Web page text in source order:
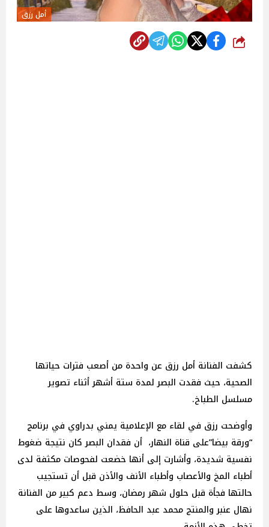
أمل رزق
شارك
كشفت الفنانة أمل رزق عن واحدة من أصعب فترات حياتها
الصحية، حيث فقدت البصر لمدة ستة أشهر أثناء تصوير
مسلسل الطباخ.
وأوضحت رزق في لقاء مع الإعلامية يمني بدراوي في برنامج
“ورقة بيضا”على قناة النهار، أن فقدان البصر كان نتيجة ضغوط
نفسية شديدة، وأشارت إلى أنها خضعت لفحوصات مكثفة لدى
أطباء المخ والأعصاب وأطباء الأنف والأذن قبل أن تستجيب
حالتها فجأة قبل حلول شهر رمضان، وسط دعم كبير من الفنانة
نهال عنبر والمنتج محمد عبد الحافظ، الذين ساعدوها على